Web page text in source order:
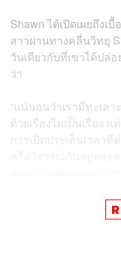
Shawn ได้เปิดเผยถึง
สาวผ่านทางคลื่นวิทยุ
วันเดียวกับที่เขาได้ปล่
ว่า
“แน่นอนว่าเรามีทะเลา
ด้วยเรื่องไม่เป็นเรื่อง
การเปิดประเด็นเวลา
Shawn และ Camila
เพิ่งจะฉลองวันครบร